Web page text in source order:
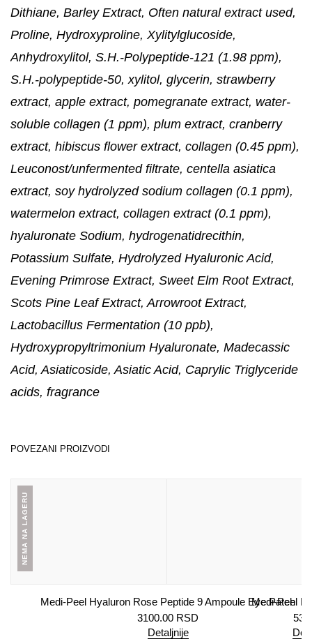
Dithiane, Barley Extract, Often natural extract used,
Proline, Hydroxyproline, Xylitylglucoside,
Anhydroxylitol, S.H.-Polypeptide-121 (1.98 ppm),
S.H.-polypeptide-50, xylitol, glycerin, strawberry
extract, apple extract, pomegranate extract, water-
soluble collagen (1 ppm), plum extract, cranberry
extract, hibiscus flower extract, collagen (0.45 ppm),
Leuconost/unfermented filtrate, centella asiatica
extract, soy hydrolyzed sodium collagen (0.1 ppm),
watermelon extract, collagen extract (0.1 ppm),
hyaluronate Sodium, hydrogenatidrecithin,
Potassium Sulfate, Hydrolyzed Hyaluronic Acid,
Evening Primrose Extract, Sweet Elm Root Extract,
Scots Pine Leaf Extract, Arrowroot Extract,
Lactobacillus Fermentation (10 ppb),
Hydroxypropyltrimonium Hyaluronate, Madecassic
Acid, Asiaticoside, Asiatic Acid, Caprylic Triglyceride
acids, fragrance
POVEZANI PROIZVODI
NEMA NA LAGERU
Medi-Peel Hyaluron Rose Peptide 9 Ampoule Eye Patch
3100.00 RSD
Detaljnije
Medi-Peel